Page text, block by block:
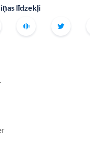
līdzekļi